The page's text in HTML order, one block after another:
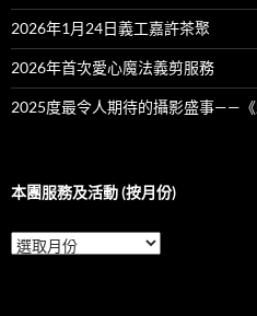
2026年1月24日義工嘉許茶聚
2026年首次愛心魔法義剪服務
2025度最令人期待的攝影盛事——
本團服務及活動 (按月份)
本
團